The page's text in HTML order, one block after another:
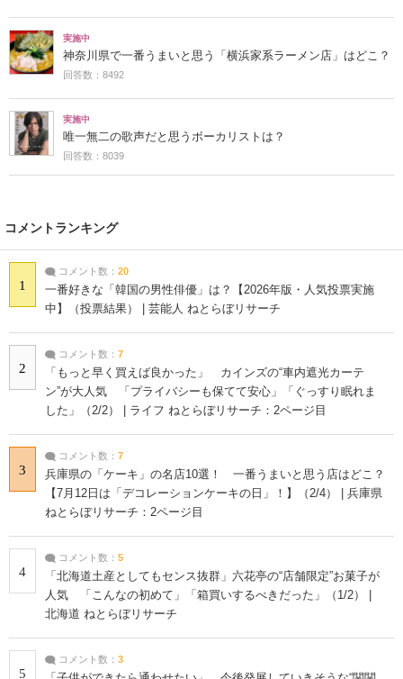
実施中
神奈川県で一番うまいと思う「横浜家系ラーメン店」はどこ？
回答数：8492
実施中
唯一無二の歌声だと思うボーカリストは？
回答数：8039
コメントランキング
1
コメント数： 20
一番好きな「韓国の男性俳優」は？【2026年版・人気投票実施
中】（投票結果） | 芸能人 ねとらぼリサーチ
2
コメント数： 7
「もっと早く買えば良かった」 カインズの“車内遮光カーテ
ン”が大人気 「プライバシーも保てて安心」「ぐっすり眠れま
した」（2/2） | ライフ ねとらぼリサーチ：2ページ目
3
コメント数： 7
兵庫県の「ケーキ」の名店10選！ 一番うまいと思う店はどこ？
【7月12日は「デコレーションケーキの日」！】（2/4） | 兵庫県
ねとらぼリサーチ：2ページ目
4
コメント数： 5
「北海道土産としてもセンス抜群」六花亭の“店舗限定”お菓子が
人気 「こんなの初めて」「箱買いするべきだった」（1/2） |
北海道 ねとらぼリサーチ
5
コメント数： 3